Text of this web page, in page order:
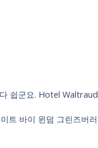
쉽군요. Hotel Waltraud
트 바이 윈덤 그린즈버러